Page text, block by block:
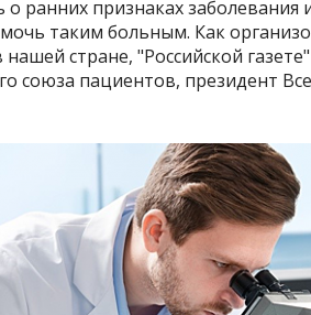
ранних признаках
таким больным. Как
стране, "Российской
союза пациентов, президент